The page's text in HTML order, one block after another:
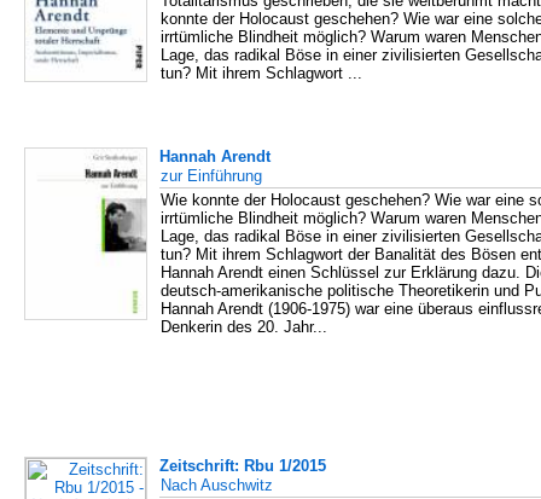
konnte der Holocaust geschehen? Wie war eine
irrtümliche Blindheit möglich? Warum waren
Lage, das radikal Böse in einer zivilisierten
tun? Mit ihrem Schlagwort ...
Hannah Arendt
zur Einführung
Wie konnte der Holocaust geschehen? Wie war eine
irrtümliche Blindheit möglich? Warum waren
Lage, das radikal Böse in einer zivilisierten
tun? Mit ihrem Schlagwort der Banalität des Bösen
Hannah Arendt einen Schlüssel zur Erklärung dazu.
deutsch-amerikanische politische Theoretikerin und
Hannah Arendt (1906-1975) war eine überaus
Denkerin des 20. Jahr...
Zeitschrift: Rbu 1/2015
Nach Auschwitz